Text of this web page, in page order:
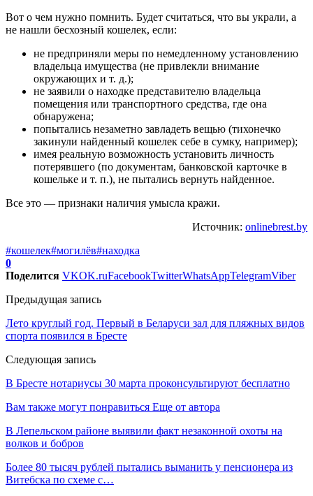
Вот о чем нужно помнить. Будет считаться, что вы украли, а
не нашли бесхозный кошелек, если:
не предприняли меры по немедленному установлению
владельца имущества (не привлекли внимание
окружающих и т. д.);
не заявили о находке представителю владельца
помещения или транспортного средства, где она
обнаружена;
попытались незаметно завладеть вещью (тихонечко
закинули найденный кошелек себе в сумку, например);
имея реальную возможность установить личность
потерявшего (по документам, банковской карточке в
кошельке и т. п.), не пытались вернуть найденное.
Все это — признаки наличия умысла кражи.
Источник: onlinebrest.by
#кошелек#могилёв#находка
0
Поделится VKOK.ruFacebookTwitterWhatsAppTelegramViber
Предыдущая запись
Лето круглый год. Первый в Беларуси зал для пляжных видов
спорта появился в Бресте
Следующая запись
В Бресте нотариусы 30 марта проконсультируют бесплатно
Вам также могут понравиться Еще от автора
В Лепельском районе выявили факт незаконной охоты на
волков и бобров
Более 80 тысяч рублей пытались выманить у пенсионера из
Витебска по схеме с…